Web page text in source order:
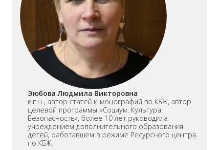
Эюбова Людмила Викторовна
к.п.н., автор статей и монографий по КБЖ, автор
целевой программы «Социум. Культура.
Безопасность», более 10 лет руководила
учреждением дополнительного образования
детей, работавшем в режиме Ресурсного центра
по КБЖ.